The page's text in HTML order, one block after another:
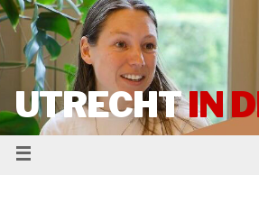
UTRECHTIN